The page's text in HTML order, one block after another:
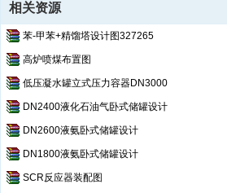
相关资源
苯-甲苯+精馏塔设计图327265
高炉喷煤布置图
低压凝水罐立式压力容器DN3000
DN2400液化石油气卧式储罐设计
DN2600液氨卧式储罐设计
DN1800液氨卧式储罐设计
SCR反应器装配图